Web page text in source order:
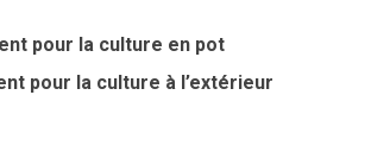
pour la culture en pot
pour la culture à l’extérieur